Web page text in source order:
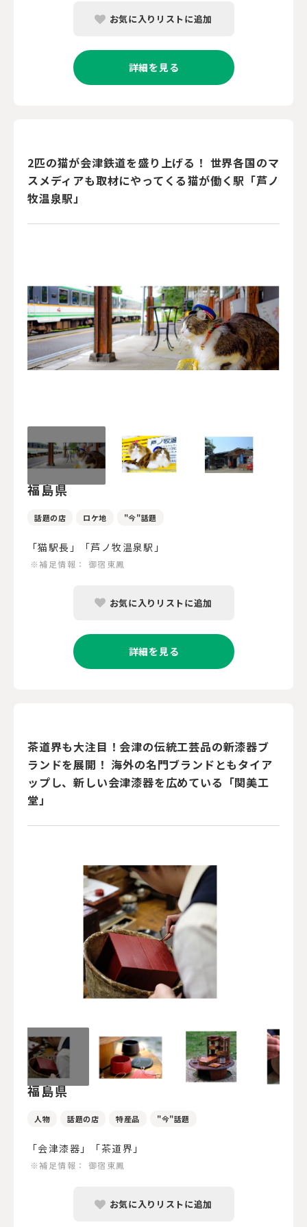
お気に入りリストに追加
詳細を見る
2匹の猫が会津鉄道を盛り上げる！ 世界各国のマ
スメディアも取材にやってくる猫が働く駅「芦ノ
牧温泉駅」
福島県
話題の店 ロケ地 "今"話題
「猫駅長」「芦ノ牧温泉駅」
※補足情報： 御宿東鳳
お気に入りリストに追加
詳細を見る
茶道界も大注目！会津の伝統工芸品の新漆器ブ
ランドを展開！ 海外の名門ブランドともタイア
ップし、新しい会津漆器を広めている「関美工
堂」
福島県
人物 話題の店 特産品 "今"話題
「会津漆器」「茶道界」
※補足情報： 御宿東鳳
お気に入りリストに追加